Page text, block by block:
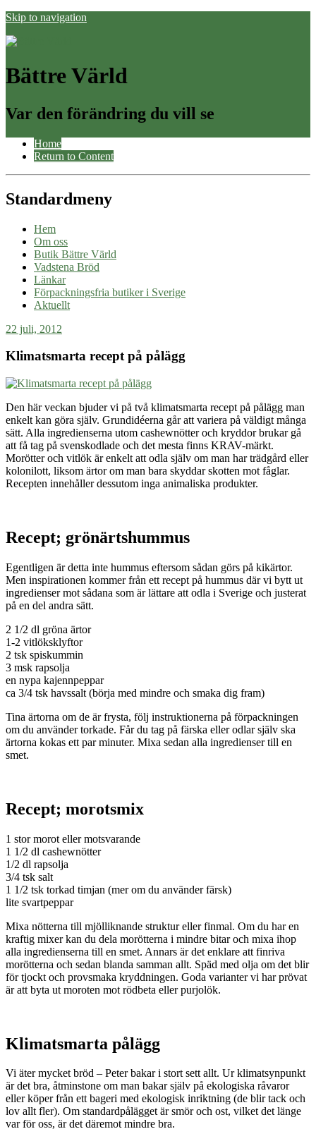
Skip to navigation
Bättre Värld
Var den förändring du vill se
Home
Return to Content
Standardmeny
Hem
Om oss
Butik Bättre Värld
Vadstena Bröd
Länkar
Förpackningsfria butiker i Sverige
Aktuellt
22 juli, 2012
Klimatsmarta recept på pålägg
Den här veckan bjuder vi på två klimatsmarta recept på pålägg man
enkelt kan göra själv. Grundidéerna går att variera på väldigt många
sätt. Alla ingredienserna utom cashewnötter och kryddor brukar gå
att få tag på svenskodlade och det mesta finns KRAV-märkt.
Morötter och vitlök är enkelt att odla själv om man har trädgård eller
kolonilott, liksom ärtor om man bara skyddar skotten mot fåglar.
Recepten innehåller dessutom inga animaliska produkter.
Recept; grönärtshummus
Egentligen är detta inte hummus eftersom sådan görs på kikärtor.
Men inspirationen kommer från ett recept på hummus där vi bytt ut
ingredienser mot sådana som är lättare att odla i Sverige och justerat
på en del andra sätt.
2 1/2 dl gröna ärtor
1-2 vitlöksklyftor
2 tsk spiskummin
3 msk rapsolja
en nypa kajennpeppar
ca 3/4 tsk havssalt (börja med mindre och smaka dig fram)
Tina ärtorna om de är frysta, följ instruktionerna på förpackningen
om du använder torkade. Får du tag på färska eller odlar själv ska
ärtorna kokas ett par minuter. Mixa sedan alla ingredienser till en
smet.
Recept; morotsmix
1 stor morot eller motsvarande
1 1/2 dl cashewnötter
1/2 dl rapsolja
3/4 tsk salt
1 1/2 tsk torkad timjan (mer om du använder färsk)
lite svartpeppar
Mixa nötterna till mjölliknande struktur eller finmal. Om du har en
kraftig mixer kan du dela morötterna i mindre bitar och mixa ihop
alla ingredienserna till en smet. Annars är det enklare att finriva
morötterna och sedan blanda samman allt. Späd med olja om det blir
för tjockt och provsmaka kryddningen. Goda varianter vi har prövat
är att byta ut moroten mot rödbeta eller purjolök.
Klimatsmarta pålägg
Vi äter mycket bröd – Peter bakar i stort sett allt. Ur klimatsynpunkt
är det bra, åtminstone om man bakar själv på ekologiska råvaror
eller köper från ett bageri med ekologisk inriktning (de blir tack och
lov allt fler). Om standardpålägget är smör och ost, vilket det länge
var för oss, är det däremot mindre bra.